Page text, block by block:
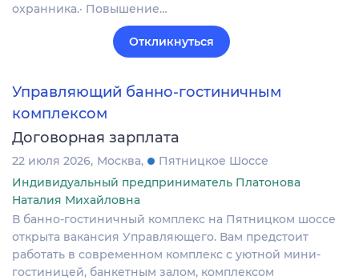
охранника.· Повышение…
Откликнуться
Управляющий банно-гостиничным
комплексом
Договорная зарплата
22 июля 2026 Москва
Пятницкое Шоссе
Индивидуальный предприниматель Платонова
Наталия Михайловна
В банно-гостиничный комплекс на Пятницком шоссе
открыта вакансия Управляющего. Вам предстоит
работать в современном комплекс с уютной мини-
гостиницей, банкетным залом, комплексом